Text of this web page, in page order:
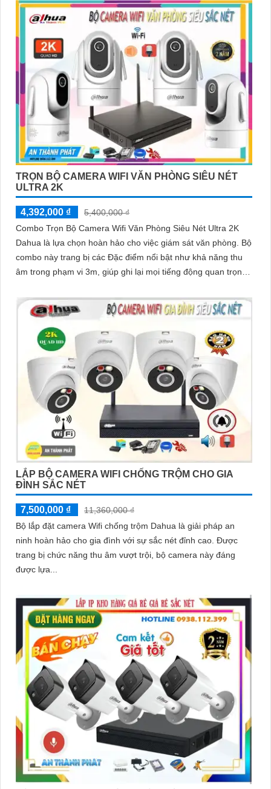
TRỌN BỘ CAMERA WIFI VĂN PHÒNG SIÊU NÉT
ULTRA 2K
4,392,000 ₫
5,400,000 ₫
Combo Trọn Bộ Camera Wifi Văn Phòng Siêu Nét Ultra 2K
Dahua là lựa chọn hoàn hảo cho việc giám sát văn phòng. Bộ
combo này trang bị các Đặc điểm nổi bật như khả năng thu
âm trong phạm vi 3m, giúp ghi lại mọi tiếng động quan trọng
LẮP BỘ CAMERA WIFI CHỐNG TRỘM CHO GIA
ĐÌNH SẮC NÉT
7,500,000 ₫
11,360,000 ₫
Bộ lắp đặt camera Wifi chống trộm Dahua là giải pháp an
ninh hoàn hảo cho gia đình với sự sắc nét đỉnh cao. Được
trang bị chức năng thu âm vượt trội, bộ camera này đáng
được lựa...